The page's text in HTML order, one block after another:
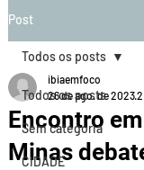
Post
Todos os posts
Sem categoria
CIDADE
Todos os posts
Encontro
Minas
ibiaemfoco
26 de ago. de 2023